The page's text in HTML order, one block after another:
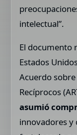
intelectual”.
El documento
Estados
Acuerdo
Recíprocos
asumió
innovadores y